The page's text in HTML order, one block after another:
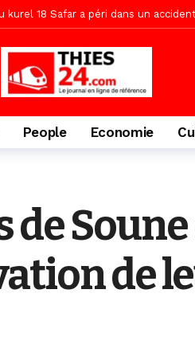
au coeur des priorités 21
annoncées pour une réussite
malades lundi 10 Août
se réduire au seul libéralisme
2 jours ago
de 600 minibus
People Economie
de